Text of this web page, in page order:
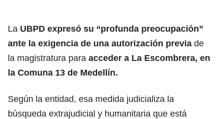
La UBPD expresó su “profunda preocupación”
ante la exigencia de una autorización previa de
la magistratura para acceder a La Escombrera, en
la Comuna 13 de Medellín.
Según la entidad, esa medida judicializa la
búsqueda extrajudicial y humanitaria que está